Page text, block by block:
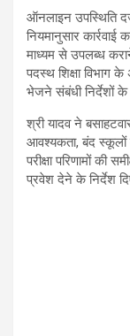
ऑनलाइन उपस्थिति
नियमानुसार
माध्यम से उपलब्ध
पदस्थ शिक्षा विभाग के
भेजने संबंधी निर्देशों के
श्री यादव ने
आवश्यकता, बंद स्कूलों
परीक्षा परिणामों की
प्रवेश देने के निर्देश